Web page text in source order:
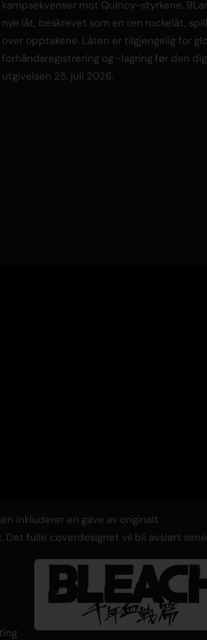
kampsekvenser mot Quincy-styrkene.
nye låt, beskrevet som en ren rockelåt,
over opptakene. Låten er tilgjengelig for
forhåndsregistrering og -lagring før den
utgivelsen 25. juli 2026.
inkluderer en gave av originalt
Det fulle coverdesignet vil bli avslørt